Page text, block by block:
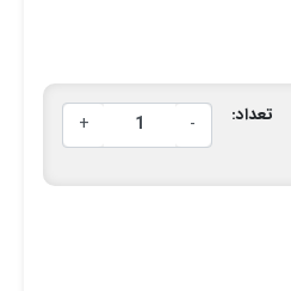
تعداد: -
+